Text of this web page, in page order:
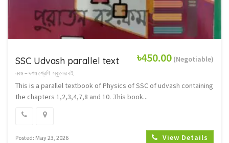
৳450.00 (Negotiable)
SSC Udvash parallel text
নবম – দশম শ্রেণি স্কুলের বই
This is a parallel textbook of Physics of SSC of udvash containing
the chapters 1,2,3,4,7,8 and 10. .This book...
Posted: May 23, 2026 View Details